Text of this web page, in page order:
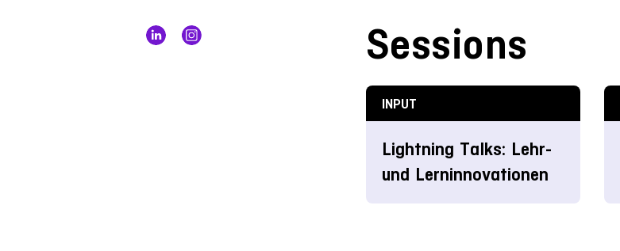
Sessions
INPUT
Lightning Talks: Lehr-
und Lerninnovationen